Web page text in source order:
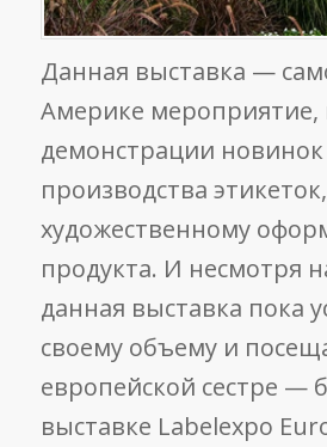
Данная выставка —
Америке
демонстрации новинок
производства этикеток,
художественному
продукта. И несмотря
данная выставка пока
своему объему и
европейской сестре —
выставке Labelexpo